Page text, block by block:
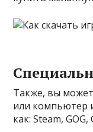
Также, вы
или компьютер
как: Steam,